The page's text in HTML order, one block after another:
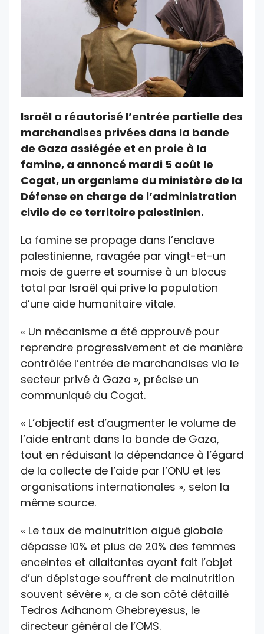
Israël a réautorisé l’entrée partielle des
marchandises privées dans la bande
de Gaza assiégée et en proie à la
famine, a annoncé mardi 5 août le
Cogat, un organisme du ministère de la
Défense en charge de l’administration
civile de ce territoire palestinien.
La famine se propage dans l’enclave
palestinienne, ravagée par vingt-et-un
mois de guerre et soumise à un blocus
total par Israël qui prive la population
d’une aide humanitaire vitale.
« Un mécanisme a été approuvé pour
reprendre progressivement et de manière
contrôlée l’entrée de marchandises via le
secteur privé à Gaza », précise un
communiqué du Cogat.
« L’objectif est d’augmenter le volume de
l’aide entrant dans la bande de Gaza,
tout en réduisant la dépendance à l’égard
de la collecte de l’aide par l’ONU et les
organisations internationales », selon la
même source.
« Le taux de malnutrition aiguë globale
dépasse 10% et plus de 20% des femmes
enceintes et allaitantes ayant fait l’objet
d’un dépistage souffrent de malnutrition
souvent sévère », a de son côté détaillé
Tedros Adhanom Ghebreyesus, le
directeur général de l’OMS.